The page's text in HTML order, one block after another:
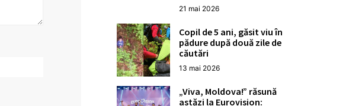
21 mai 2026
Copil de 5 ani, găsit viu în
pădure după două zile de
căutări
13 mai 2026
„Viva, Moldova!” răsună
astăzi la Eurovision: